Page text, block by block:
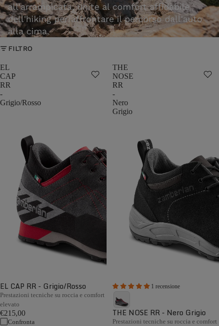
all'arrampicata, unite al comfort affidabile
dell'hiking per affrontare il percorso dall'auto
alla cima.
FILTRO
EL
CAP
RR
-
Grigio/Rosso
EL CAP RR - Grigio/Rosso
Prestazioni tecniche su roccia e comfort
elevato
€215,00
Confronta
THE
NOSE
RR
-
Nero
Grigio
1 recensione
THE NOSE RR - Nero Grigio
Prestazioni tecniche su roccia e comfort